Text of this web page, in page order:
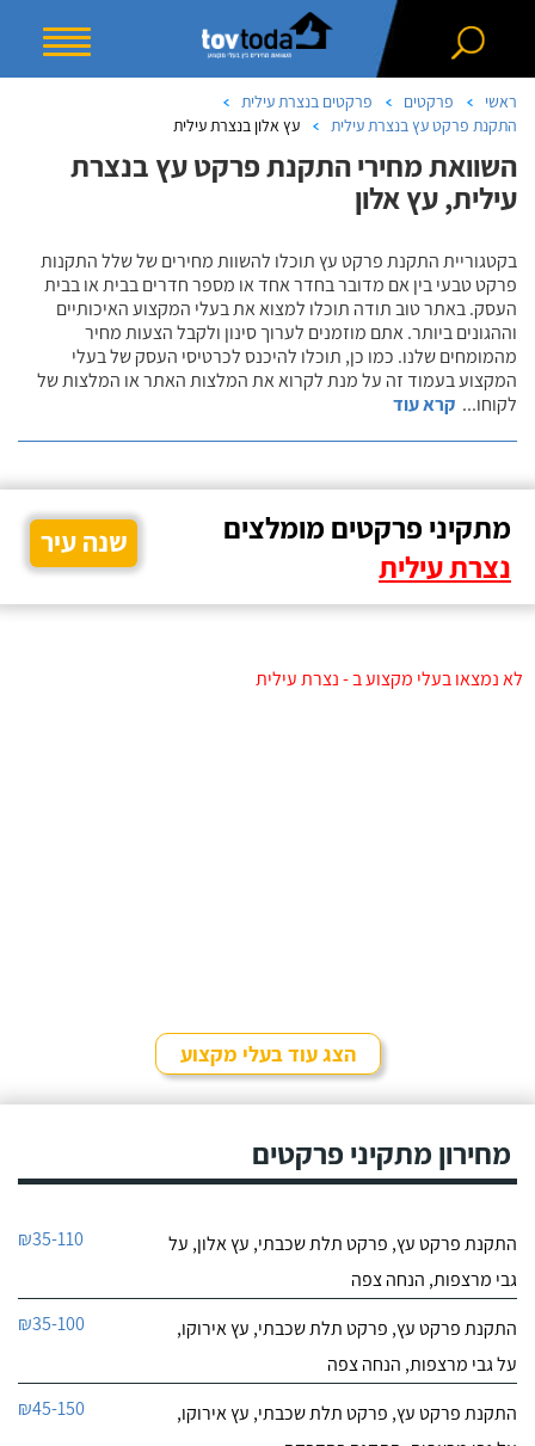
ראשי פרקטים
פרקטים בנצרת עילית
התקנת פרקט עץ בנצרת עילית
עץ אלון בנצרת עילית
השוואת מחירי התקנת פרקט עץ בנצרת
עילית, עץ אלון
בקטגוריית התקנת פרקט עץ תוכלו להשוות מחירים של שלל התקנות
פרקט טבעי בין אם מדובר בחדר אחד או מספר חדרים בבית או בבית
העסק. באתר טוב תודה תוכלו למצוא את בעלי המקצוע האיכותיים
וההגונים ביותר. אתם מוזמנים לערוך סינון ולקבל הצעות מחיר
מהמומחים שלנו. כמו כן, תוכלו להיכנס לכרטיסי העסק של בעלי
המקצוע בעמוד זה על מנת לקרוא את המלצות האתר או המלצות של
לקוחו... קרא עוד
מתקיני פרקטים מומלצים
נצרת עילית
שנה עיר
לא נמצאו בעלי מקצוע ב - נצרת עילית
הצג עוד בעלי מקצוע
מחירון מתקיני פרקטים
התקנת פרקט עץ, פרקט תלת שכבתי, עץ אלון, על
גבי מרצפות, הנחה צפה
₪35-110
התקנת פרקט עץ, פרקט תלת שכבתי, עץ אירוקו,
על גבי מרצפות, הנחה צפה
₪35-100
התקנת פרקט עץ, פרקט תלת שכבתי, עץ אירוקו,
₪45-150